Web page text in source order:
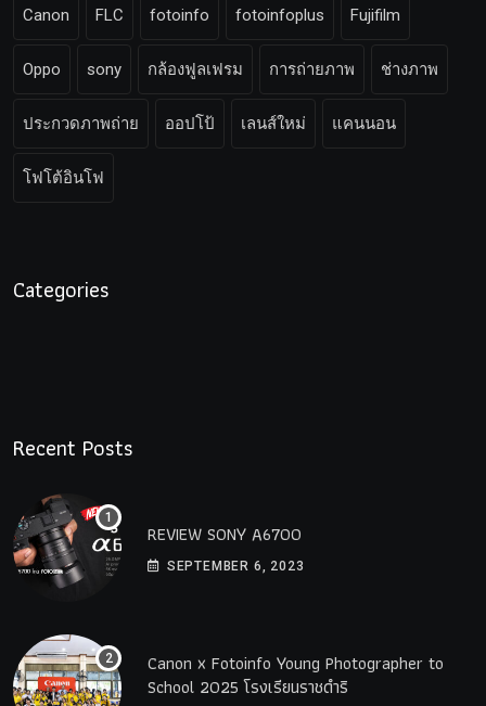
Canon FLC fotoinfo fotoinfoplus Fujifilm
Oppo sony กล้องฟูลเฟรม การถ่ายภาพ ช่างภาพ
ประกวดภาพถ่าย ออปโป้ เลนส์ใหม่ แคนนอน
โฟโต้อินโฟ
Categories
Recent Posts
REVIEW SONY A6700
SEPTEMBER 6, 2023
Canon x Fotoinfo​ Young​ Photographer to
School 2025 โรงเรียนราชดำริ